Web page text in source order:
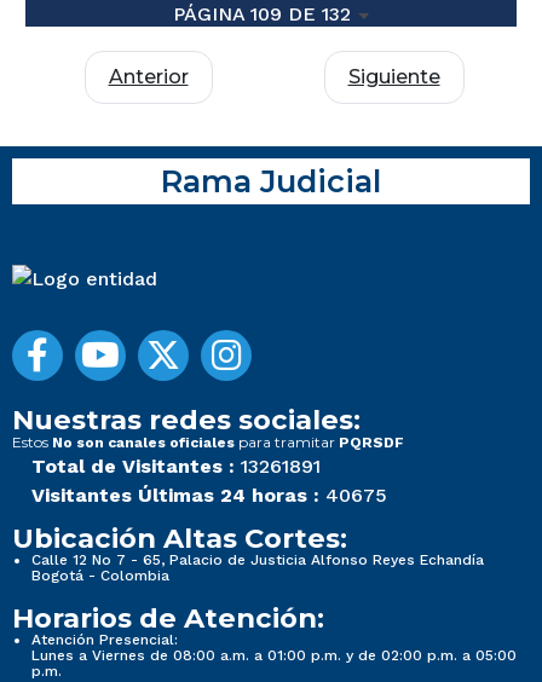
PÁGINA 109 DE 132
Anterior Siguiente
Rama Judicial
Nuestras redes sociales:
Estos No son canales oficiales para tramitar PQRSDF
Total de Visitantes : 13261891
Visitantes Últimas 24 horas : 40675
Ubicación Altas Cortes:
Calle 12 No 7 - 65, Palacio de Justicia Alfonso Reyes Echandía
Bogotá - Colombia
Horarios de Atención:
Atención Presencial:
Lunes a Viernes de 08:00 a.m. a 01:00 p.m. y de 02:00 p.m. a 05:00
p.m.